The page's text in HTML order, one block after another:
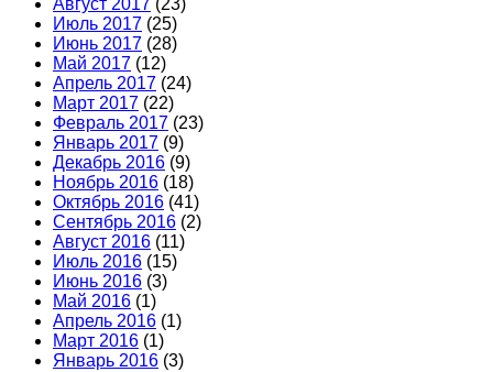
Август 2017 (23)
Июль 2017 (25)
Июнь 2017 (28)
Май 2017 (12)
Апрель 2017 (24)
Март 2017 (22)
Февраль 2017 (23)
Январь 2017 (9)
Декабрь 2016 (9)
Ноябрь 2016 (18)
Октябрь 2016 (41)
Сентябрь 2016 (2)
Август 2016 (11)
Июль 2016 (15)
Июнь 2016 (3)
Май 2016 (1)
Апрель 2016 (1)
Март 2016 (1)
Январь 2016 (3)